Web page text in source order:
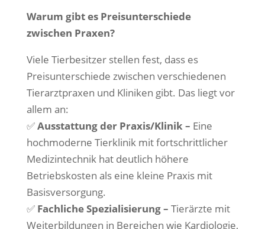
Warum gibt es Preisunterschiede
zwischen Praxen?
Viele Tierbesitzer stellen fest, dass es
Preisunterschiede zwischen verschiedenen
Tierarztpraxen und Kliniken gibt. Das liegt vor
allem an:
✅Ausstattung der Praxis/Klinik – Eine
hochmoderne Tierklinik mit fortschrittlicher
Medizintechnik hat deutlich höhere
Betriebskosten als eine kleine Praxis mit
Basisversorgung.
✅ Fachliche Spezialisierung – Tierärzte mit
Weiterbildungen in Bereichen wie Kardiologie,